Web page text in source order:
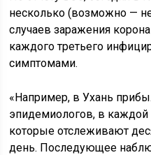
несколько (возможно —
случаев заражения
каждого третьего
симптомами.
«Например, в Ухань
эпидемиологов, в
которые отслеживают
день. Последующее